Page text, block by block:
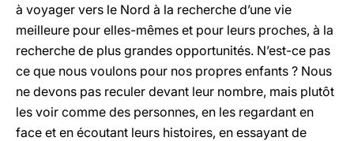
à voyager vers le Nord à la recherche d’une vie
meilleure pour elles-mêmes et pour leurs proches, à la
recherche de plus grandes opportunités. N’est-ce pas
ce que nous voulons pour nos propres enfants ? Nous
ne devons pas reculer devant leur nombre, mais plutôt
les voir comme des personnes, en les regardant en
face et en écoutant leurs histoires, en essayant de